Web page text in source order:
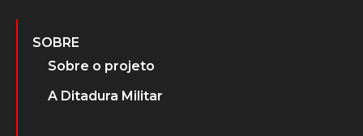
SOBRE
Sobre o projeto
A Ditadura Militar